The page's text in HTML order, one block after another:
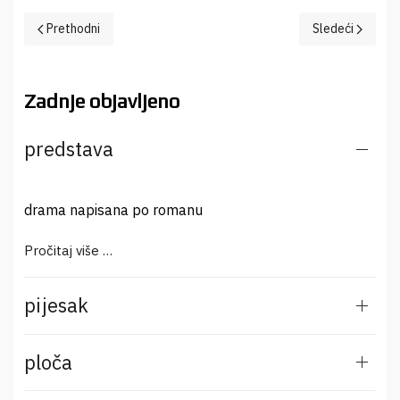
Prethodni članak: Četiri zlatne ptice
Prethodni Sledeći članak:
Sledeći
Zadnje objavljeno
predstava
drama napisana po romanu
Pročitaj više …
pijesak
ploča